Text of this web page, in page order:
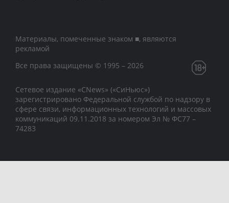
Материалы, помеченные знаком ■, являются
рекламой
Все права защищены © 1995 – 2026
Сетевое издание «CNews» («СиНьюс»)
зарегистрировано Федеральной службой по надзору в
сфере связи, информационных технологий и массовых
коммуникаций 09.11.2018 за номером Эл № ФС77 –
74283